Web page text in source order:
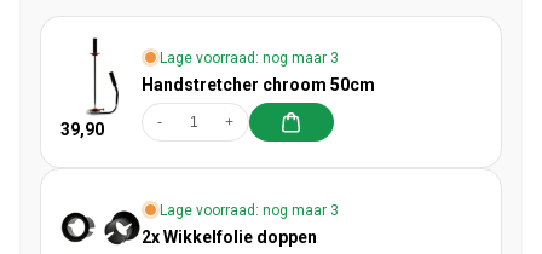
39,90
Lage voorraad: nog maar 3
Handstretcher chroom 50cm
- +
Lage voorraad: nog maar 3
2x Wikkelfolie doppen